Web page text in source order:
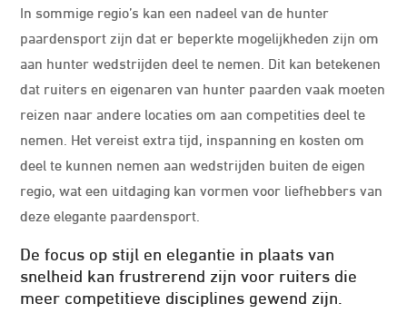
In sommige regio’s kan een nadeel van de hunter
paardensport zijn dat er beperkte mogelijkheden zijn om
aan hunter wedstrijden deel te nemen. Dit kan betekenen
dat ruiters en eigenaren van hunter paarden vaak moeten
reizen naar andere locaties om aan competities deel te
nemen. Het vereist extra tijd, inspanning en kosten om
deel te kunnen nemen aan wedstrijden buiten de eigen
regio, wat een uitdaging kan vormen voor liefhebbers van
deze elegante paardensport.
De focus op stijl en elegantie in plaats van
snelheid kan frustrerend zijn voor ruiters die
meer competitieve disciplines gewend zijn.